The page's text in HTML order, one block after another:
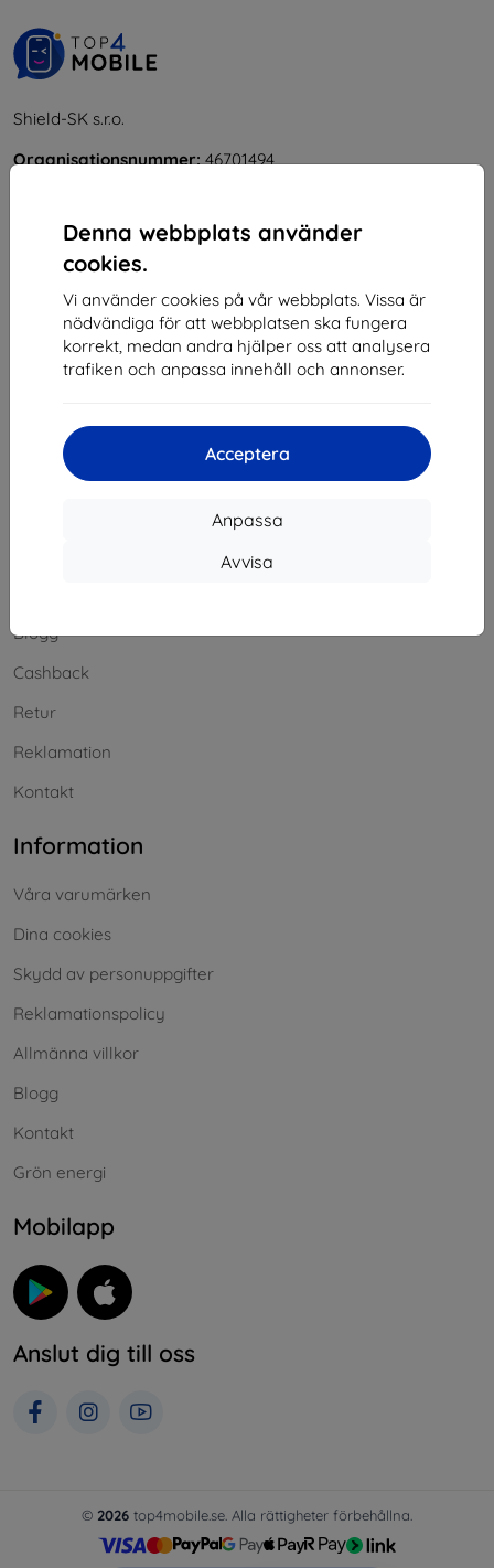
Denna webbplats använder
cookies.
Vi använder cookies på vår webbplats. Vissa är
nödvändiga för att webbplatsen ska fungera
korrekt, medan andra hjälper oss att analysera
trafiken och anpassa innehåll och annonser.
Acceptera
Anpassa
Avvisa
Shield-SK s.r.o.
Organisationsnummer: 46701494
Kontakt
info@top4mobile.eu
Skriv till oss
Lördag och söndag:
Blogg
Cashback
Retur
Reklamation
Kontakt
Information
Våra varumärken
Dina cookies
Skydd av personuppgifter
Reklamationspolicy
Allmänna villkor
Blogg
Kontakt
Grön energi
Mobilapp
Anslut dig till oss
© 2026 top4mobile.se. Alla rättigheter förbehållna.